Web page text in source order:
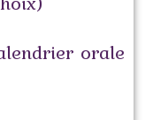
orale